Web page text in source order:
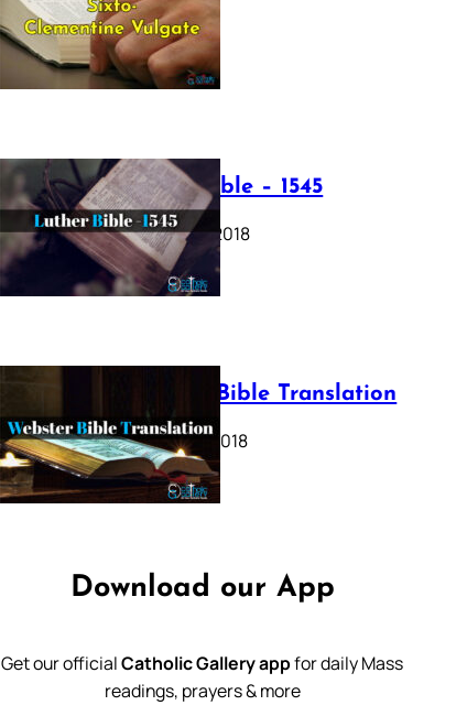
Vulgate
July 12, 2025
Luther Bible – 1545
October 17, 2018
Webster Bible Translation
October 11, 2018
Download our App
Get our officialCatholic Gallery appfor daily Mass
readings, prayers & more